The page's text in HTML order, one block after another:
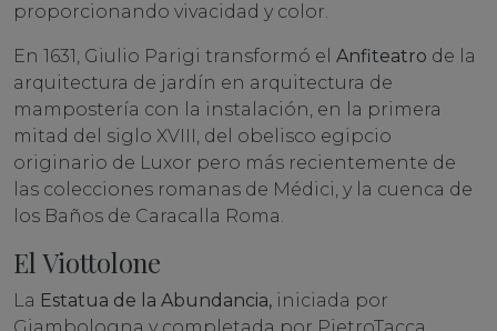
proporcionando vivacidad y color.
En 1631, Giulio Parigi transformó el Anfiteatro de la
arquitectura de jardín en arquitectura de
mampostería con la instalación, en la primera
mitad del siglo XVIII, del obelisco egipcio
originario de Luxor pero más recientemente de
las colecciones romanas de Médici, y la cuenca de
los Baños de Caracalla Roma.
El Viottolone
La Estatua de la Abundancia, iniciada por